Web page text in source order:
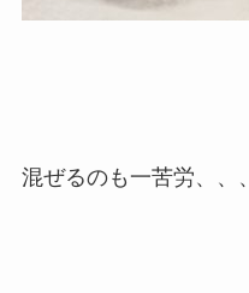
混ぜるのも一苦労、、、